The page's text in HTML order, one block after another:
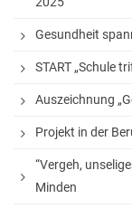
Konzerte
Gesundheit
START „Schule
Auszeichnung
Projekt in der
“Vergeh,
Minden